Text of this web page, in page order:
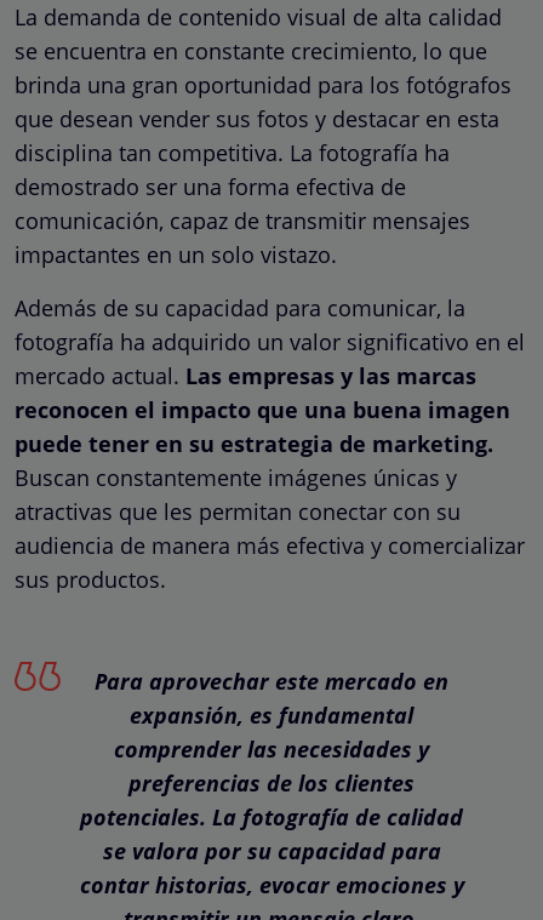
La demanda de contenido visual de alta calidad
se encuentra en constante crecimiento, lo que
brinda una gran oportunidad para los fotógrafos
que desean vender sus fotos y destacar en esta
disciplina tan competitiva. La fotografía ha
demostrado ser una forma efectiva de
comunicación, capaz de transmitir mensajes
impactantes en un solo vistazo.
Además de su capacidad para comunicar, la
fotografía ha adquirido un valor significativo en el
mercado actual. Las empresas y las marcas
reconocen el impacto que una buena imagen
puede tener en su estrategia de marketing.
Buscan constantemente imágenes únicas y
atractivas que les permitan conectar con su
audiencia de manera más efectiva y comercializar
sus productos.
Para aprovechar este mercado en
expansión, es fundamental
comprender las necesidades y
preferencias de los clientes
potenciales. La fotografía de calidad
se valora por su capacidad para
contar historias, evocar emociones y